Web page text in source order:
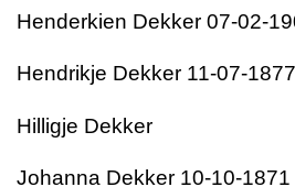
Henderkien Dekker 07-02-
Hendrikje Dekker 11-07-
Hilligje Dekker
Johanna Dekker 10-10-